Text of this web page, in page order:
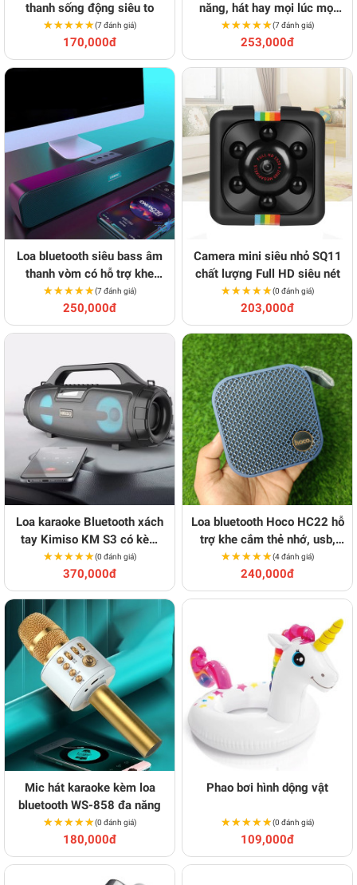
thanh sống động siêu to
★★★★★
★★★★★(7 đánh giá)
170,000đ
năng, hát hay mọi lúc mọi
nơi
★★★★★
★★★★★(7 đánh giá)
253,000đ
Loa bluetooth siêu bass âm
thanh vòm có hỗ trợ khe
cắm thẻ nhớ
★★★★★
★★★★★(7 đánh giá)
250,000đ
Camera mini siêu nhỏ SQ11
chất lượng Full HD siêu nét
★★★★★
★★★★★(0 đánh giá)
203,000đ
Loa karaoke Bluetooth xách
tay Kimiso KM S3 có kèm
mic tiện dụng
★★★★★
★★★★★(0 đánh giá)
370,000đ
Loa bluetooth Hoco HC22 hỗ
trợ khe cắm thẻ nhớ, usb,
âm thanh vòm 3D
★★★★★
★★★★★(4 đánh giá)
240,000đ
Mic hát karaoke kèm loa
bluetooth WS-858 đa năng
★★★★★
★★★★★(0 đánh giá)
180,000đ
Phao bơi hình dộng vật
★★★★★
★★★★★(0 đánh giá)
109,000đ